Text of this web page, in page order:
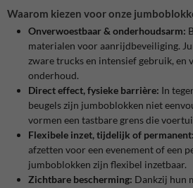
Waarom kiezen voor onze
Onverwoestbaar & onderhoudsarm:
materialen voor aanrijdbeveiliging.
zware trucks en intensief gebruik, en
onderhoud.
Direct effect, fysieke barrière: In
beugels zijn jumboblokken niet
vormen een tastbare grens die
Flexibele inzet, tijdelijk of permanent:
afzetten voor een evenement of een
jumboblokken zijn flexibel inzetbaar.
Zichtbare bescherming: Dankzij hun